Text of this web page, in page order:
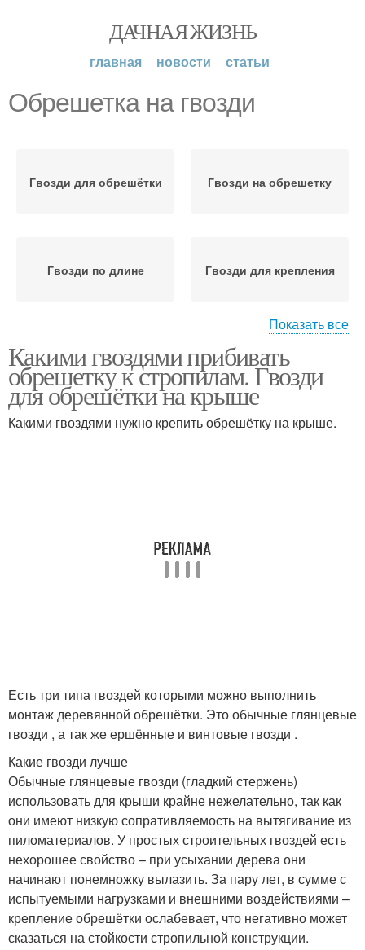
ДАЧНАЯ ЖИЗНЬ
главная новости статьи
Обрешетка на гвозди
Гвозди для обрешётки Гвозди на обрешетку
Гвозди по длине Гвозди для крепления
Гвозди для стропил Сплошная обрешетка
Показать все
Какими гвоздями прибивать
обрешетку к стропилам. Гвозди
для обрешётки на крыше
Какими гвоздями нужно крепить обрешётку на крыше.
Есть три типа гвоздей которыми можно выполнить
монтаж деревянной обрешётки. Это обычные глянцевые
гвозди , а так же ершённые и винтовые гвозди .
Какие гвозди лучше
Обычные глянцевые гвозди (гладкий стержень)
использовать для крыши крайне нежелательно, так как
они имеют низкую сопративляемость на вытягивание из
пиломатериалов. У простых строительных гвоздей есть
нехорошее свойство – при усыхании дерева они
начинают понемножку вылазить. За пару лет, в сумме с
испытуемыми нагрузками и внешними воздействиями –
крепление обрешётки ослабевает, что негативно может
сказаться на стойкости стропильной конструкции.